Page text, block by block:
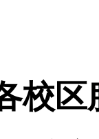
校区